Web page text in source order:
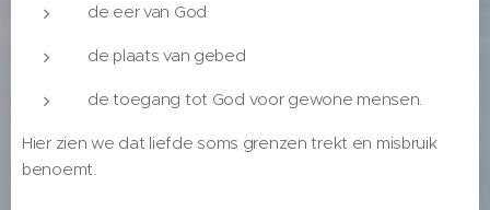
de eer van God
de plaats van gebed
de toegang tot God voor gewone mensen.
Hier zien we dat liefde soms grenzen trekt en misbruik
benoemt.